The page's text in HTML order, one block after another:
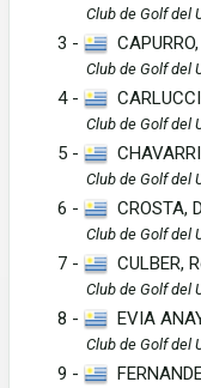
Club de Golf del
3 -
Club de Golf del
4 -
Club de Golf del
5 -
Club de Golf del
6 - CROSTA,
Club de Golf del
7 - CULBER,
Club de Golf del
8 - EVIA
Club de Golf del
9 -